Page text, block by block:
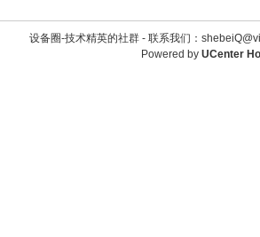
设备圈-技术精英的社群 - 联系我们：
Powered by UCenter